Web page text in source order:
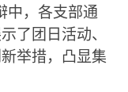
中，各支部通
了团日活动、
举措，凸显集